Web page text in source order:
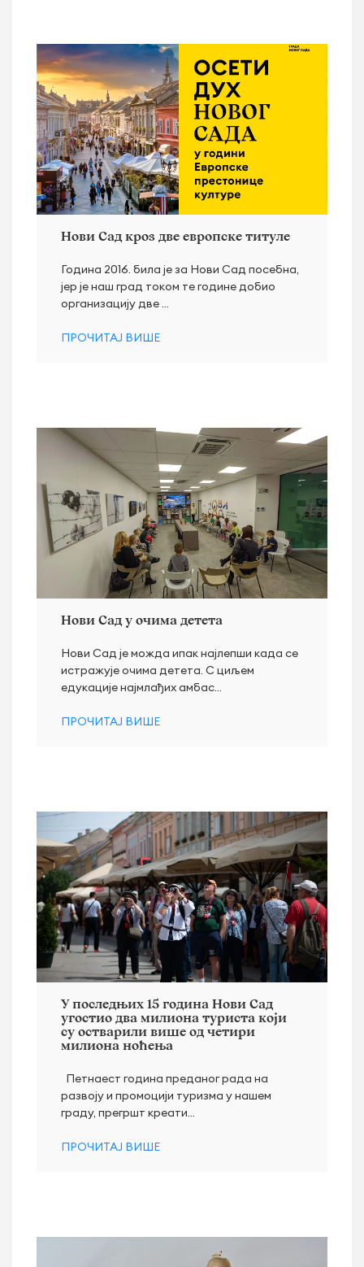
Нови Сад кроз две европске титуле
Година 2016. била је за Нови Сад посебна,
јер је наш град током те године добио
организацију две ...
ПРОЧИТАЈ ВИШЕ
Нови Сад у очима детета
Нови Сад је можда ипак најлепши када се
истражује очима детета. С циљем
едукације најмлађих амбас...
ПРОЧИТАЈ ВИШЕ
У последњих 15 година Нови Сад
угостио два милиона туриста који
су остварили више од четири
милиона ноћења
Петнаест година преданог рада на
развоју и промоцији туризма у нашем
граду, прегршт креати...
ПРОЧИТАЈ ВИШЕ